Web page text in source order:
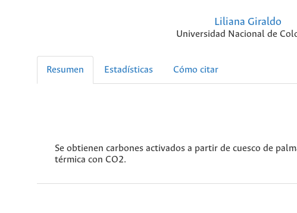
Liliana Giraldo
Universidad Nacional de
Resumen Estadísticas Cómo citar
Se obtienen carbones activados a partir de cuesco de
térmica con CO2.